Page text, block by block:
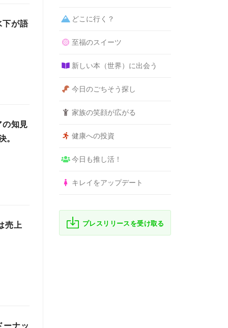
下が語
知見
。
売上
ーナッ
どこに行く？
至福のスイーツ
新しい本（世界）に出会う
今日のごちそう探し
家族の笑顔が広がる
健康への投資
今日も推し活！
キレイをアップデート
プレスリリースを受け取る